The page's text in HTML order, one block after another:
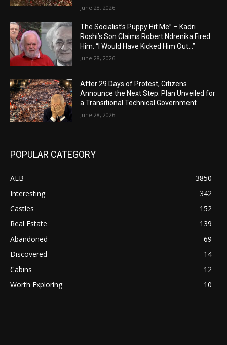
June 28, 2026
The Socialist’s Puppy Hit Me” – Kadri
Roshi’s Son Claims Robert Ndrenika Fired
Him: “I Would Have Kicked Him Out…”
June 28, 2026
After 29 Days of Protest, Citizens
Announce the Next Step: Plan Unveiled for
a Transitional Technical Government
June 28, 2026
POPULAR CATEGORY
ALB
3850
Interesting
342
Castles
152
Real Estate
139
Abandoned
69
Discovered
14
Cabins
12
Worth Exploring
10